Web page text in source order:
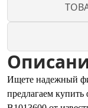
Ищете надежный
предлагаем